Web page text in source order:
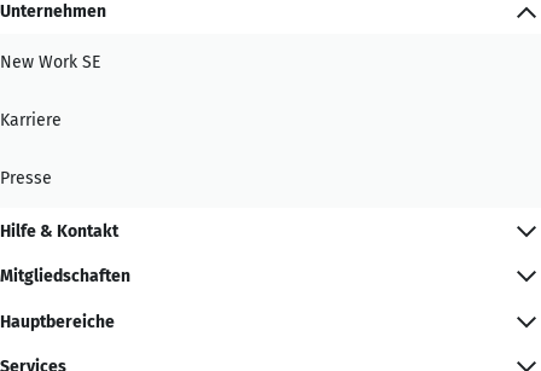
Unternehmen
New Work SE
Karriere
Presse
Hilfe & Kontakt
Mitgliedschaften
Hauptbereiche
Services